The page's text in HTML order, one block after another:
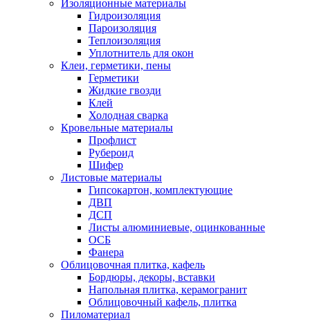
Изоляционные материалы
Гидроизоляция
Пароизоляция
Теплоизоляция
Уплотнитель для окон
Клеи, герметики, пены
Герметики
Жидкие гвозди
Клей
Холодная сварка
Кровельные материалы
Профлист
Рубероид
Шифер
Листовые материалы
Гипсокартон, комплектующие
ДВП
ДСП
Листы алюминиевые, оцинкованные
ОСБ
Фанера
Облицовочная плитка, кафель
Бордюры, декоры, вставки
Напольная плитка, керамогранит
Облицовочный кафель, плитка
Пиломатериал